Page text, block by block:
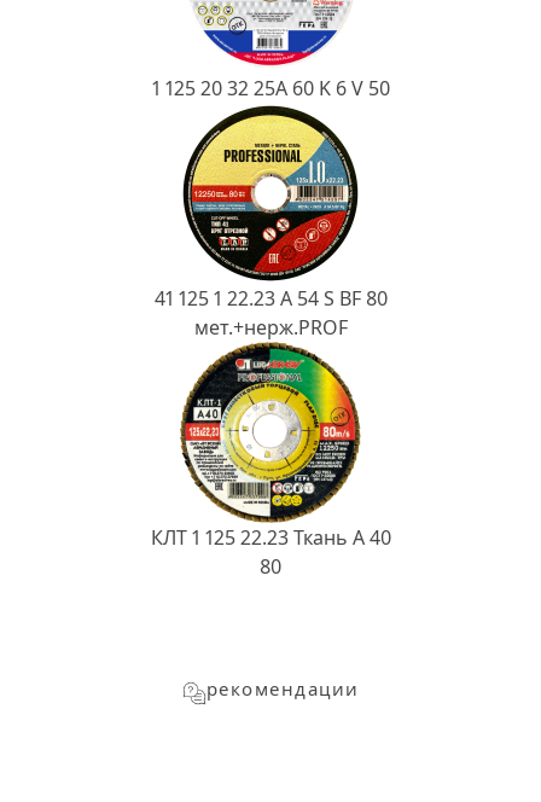
1 125 20 32 25А 60 K 6 V 50
41 125 1 22.23 A 54 S BF 80
мет.+нерж.PROF
КЛТ 1 125 22.23 Ткань A 40
80
рекомендации